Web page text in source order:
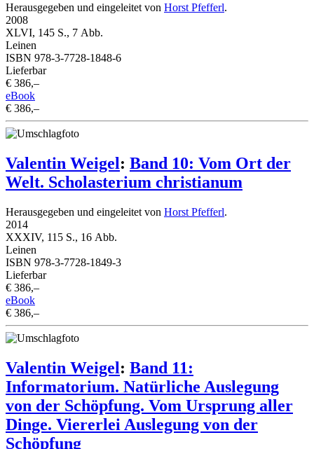
Herausgegeben und eingeleitet von Horst Pfefferl.
2008
XLVI, 145 S., 7 Abb.
Leinen
ISBN 978-3-7728-1848-6
Lieferbar
€ 386,–
eBook
€ 386,–
Valentin Weigel: Band 10: Vom Ort der
Welt. Scholasterium christianum
Herausgegeben und eingeleitet von Horst Pfefferl.
2014
XXXIV, 115 S., 16 Abb.
Leinen
ISBN 978-3-7728-1849-3
Lieferbar
€ 386,–
eBook
€ 386,–
Valentin Weigel: Band 11:
Informatorium. Natürliche Auslegung
von der Schöpfung. Vom Ursprung aller
Dinge. Viererlei Auslegung von der
Schöpfung